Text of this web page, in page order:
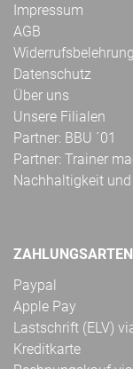
Impressum
AGB
Widerrufsbelehrung
Datenschutz
Über uns
Unsere Filialen
Partner: BBU ´01
Partner: Trainer
Nachhaltigkeit
ZAHLUNGSARTEN
Paypal
Apple Pay
Lastschrift (ELV)
Kreditkarte